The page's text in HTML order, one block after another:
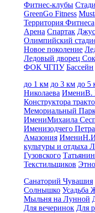
Фитнес-клубы
GreenGo Fitness
Территория Фитнеса
Арена Спартак
Олимпийский
Новое поколение
Ледовый дворец
ФОК ЧГПУ Бассейн
до 1 км до 3 км до 5
Николаева ИмениВ.
Конструктора
Мемориальный
ИмениМихаила
Именизодчего
Амазония
культуры и отдыха
Гузовского
Текстильщиков
Санаторий Чувашия
Солнышко Усадьба
Мыльня на Лунной
Для вечеринок Для